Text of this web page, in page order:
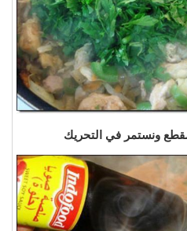
ونستمر في التحريك